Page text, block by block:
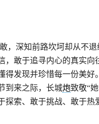
，深知前路坎坷却从不退
，敢于追寻内心的真实向
得发现并珍惜每一份美好
到来之际，长城炮致敬“她
探索、敢于挑战、敢于热